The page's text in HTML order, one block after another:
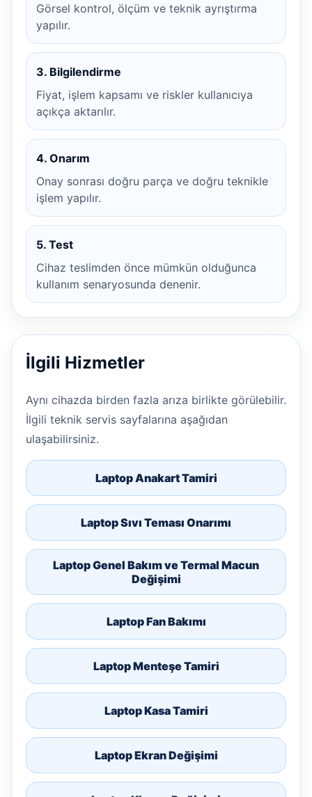
Görsel kontrol, ölçüm ve teknik ayrıştırma
yapılır.
3. Bilgilendirme
Fiyat, işlem kapsamı ve riskler kullanıcıya
açıkça aktarılır.
4. Onarım
Onay sonrası doğru parça ve doğru teknikle
işlem yapılır.
5. Test
Cihaz teslimden önce mümkün olduğunca
kullanım senaryosunda denenir.
İlgili Hizmetler
Aynı cihazda birden fazla arıza birlikte görülebilir.
İlgili teknik servis sayfalarına aşağıdan
ulaşabilirsiniz.
Laptop Anakart Tamiri
Laptop Sıvı Teması Onarımı
Laptop Genel Bakım ve Termal Macun
Değişimi
Laptop Fan Bakımı
Laptop Menteşe Tamiri
Laptop Kasa Tamiri
Laptop Ekran Değişimi